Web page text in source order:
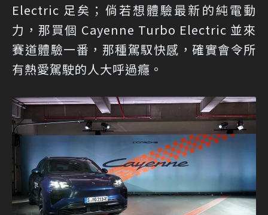
Electric 足矣；倘若想體驗最新的純電動
力，那買個 Cayenne Turbo Electric 並來
賽道體驗一番，那種駕馭快感，確實會令所
有熱愛駕駛的人大呼過癮。